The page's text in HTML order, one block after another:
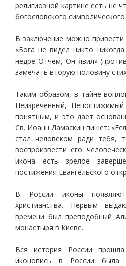
религиозной картине есть не
богословского
В заключение можно привести
«Бога не видел никто
недре Отчем, Он явил»
замечать вторую половину
Таким образом, в тайне
Неизреченный,
понятным, и это дает
Св. Иоанн Дамаскин пишет:
стал человеком ради тебя,
воспроизвести его
икона есть зрелое
постижения Евангельского
В России иконы
христианства. Первым
времени был преподобный
монастыря в Киеве.
Вся история России
иконопись в России была